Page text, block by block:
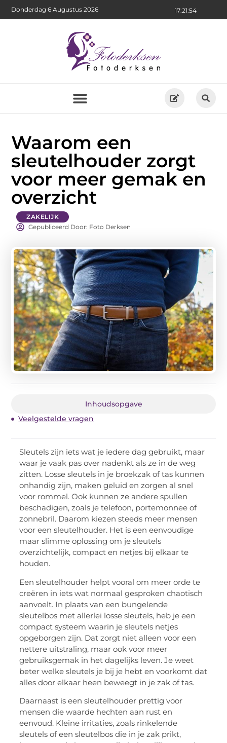
17:21:55
Donderdag 6 Augustus 2026
Waarom een
sleutelhouder zorgt
voor meer gemak en
overzicht
ZAKELIJK
Gepubliceerd Door: Foto Derksen
Inhoudsopgave
Veelgestelde vragen
Sleutels zijn iets wat je iedere dag gebruikt, maar
waar je vaak pas over nadenkt als ze in de weg
zitten. Losse sleutels in je broekzak of tas kunnen
onhandig zijn, maken geluid en zorgen al snel
voor rommel. Ook kunnen ze andere spullen
beschadigen, zoals je telefoon, portemonnee of
zonnebril. Daarom kiezen steeds meer mensen
voor een sleutelhouder. Het is een eenvoudige
maar slimme oplossing om je sleutels
overzichtelijk, compact en netjes bij elkaar te
houden.
Een sleutelhouder helpt vooral om meer orde te
creëren in iets wat normaal gesproken chaotisch
aanvoelt. In plaats van een bungelende
sleutelbos met allerlei losse sleutels, heb je een
compact systeem waarin je sleutels netjes
opgeborgen zijn. Dat zorgt niet alleen voor een
nettere uitstraling, maar ook voor meer
gebruiksgemak in het dagelijks leven. Je weet
beter welke sleutels je bij je hebt en voorkomt dat
alles door elkaar heen beweegt in je zak of tas.
Daarnaast is een sleutelhouder prettig voor
mensen die waarde hechten aan rust en
eenvoud. Kleine irritaties, zoals rinkelende
sleutels of een sleutelbos die in je zak prikt,